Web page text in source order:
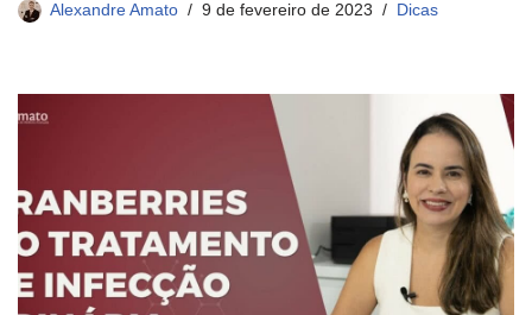
Alexandre Amato 9 de fevereiro de 2023 Dicas